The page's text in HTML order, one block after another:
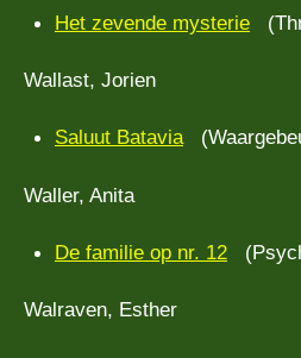
Het zevende mysterie
Wallast, Jorien
Saluut Batavia
Waller, Anita
De familie op nr. 12
Walraven, Esther